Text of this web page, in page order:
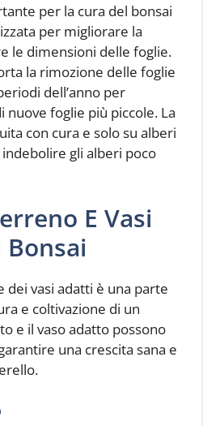
per la cura del bonsai
per migliorare la
le dimensioni delle foglie.
la rimozione delle foglie
dell’anno per
nuove foglie più piccole. La
con cura e solo su alberi
gli alberi poco
E Vasi
dei vasi adatti è una parte
e coltivazione di un
e il vaso adatto possono
una crescita sana e